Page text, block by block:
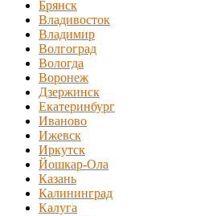
Брянск
Владивосток
Владимир
Волгоград
Вологда
Воронеж
Дзержинск
Екатеринбург
Иваново
Ижевск
Иркутск
Йошкар-Ола
Казань
Калининград
Калуга